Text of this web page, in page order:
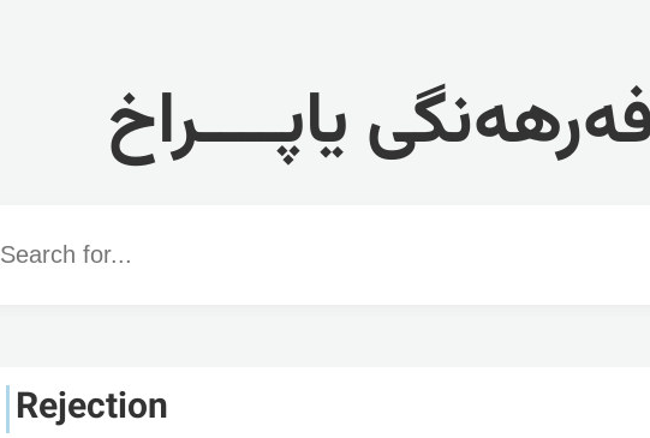
یاپــــراخ
Word
Rejection